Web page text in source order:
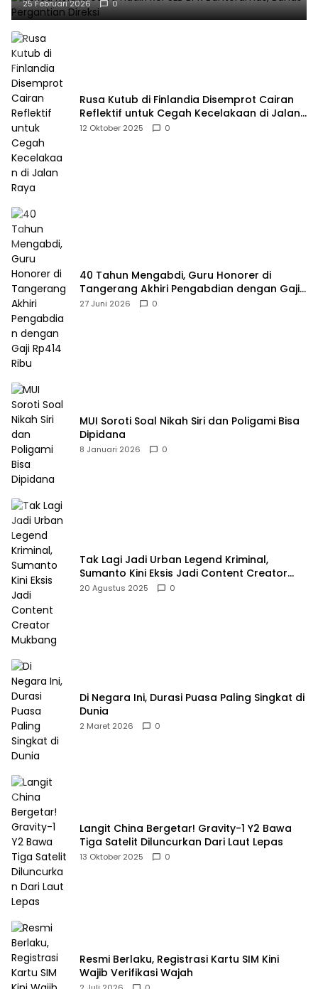
25 Februari 2026 0
Rusa Kutub di Finlandia Disemprot Cairan
Reflektif untuk Cegah Kecelakaan di Jalan
Raya
12 Oktober 2025 0
40 Tahun Mengabdi, Guru Honorer di
Tangerang Akhiri Pengabdian dengan Gaji
Rp414 Ribu
27 Juni 2026 0
MUI Soroti Soal Nikah Siri dan Poligami Bisa
Dipidana
8 Januari 2026 0
Tak Lagi Jadi Urban Legend Kriminal,
Sumanto Kini Eksis Jadi Content Creator
Mukbang
20 Agustus 2025 0
Di Negara Ini, Durasi Puasa Paling Singkat di
Dunia
2 Maret 2026 0
Langit China Bergetar! Gravity-1 Y2 Bawa
Tiga Satelit Diluncurkan Dari Laut Lepas
13 Oktober 2025 0
Resmi Berlaku, Registrasi Kartu SIM Kini
Wajib Verifikasi Wajah